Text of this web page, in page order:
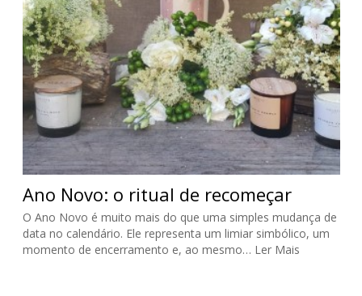
Ano Novo: o ritual de recomeçar
O Ano Novo é muito mais do que uma simples mudança de
data no calendário. Ele representa um limiar simbólico, um
momento de encerramento e, ao mesmo… Ler Mais